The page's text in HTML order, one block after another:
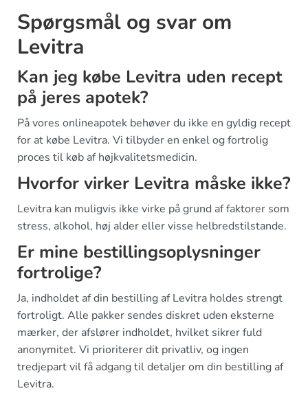
Spørgsmål og svar om
Levitra
Kan jeg købe Levitra uden recept
på jeres apotek?
På vores onlineapotek behøver du ikke en gyldig recept
for at købe Levitra. Vi tilbyder en enkel og fortrolig
proces til køb af højkvalitetsmedicin.
Hvorfor virker Levitra måske ikke?
Levitra kan muligvis ikke virke på grund af faktorer som
stress, alkohol, høj alder eller visse helbredstilstande.
Er mine bestillingsoplysninger
fortrolige?
Ja, indholdet af din bestilling af Levitra holdes strengt
fortroligt. Alle pakker sendes diskret uden eksterne
mærker, der afslører indholdet, hvilket sikrer fuld
anonymitet. Vi prioriterer dit privatliv, og ingen
tredjepart vil få adgang til detaljer om din bestilling af
Levitra.